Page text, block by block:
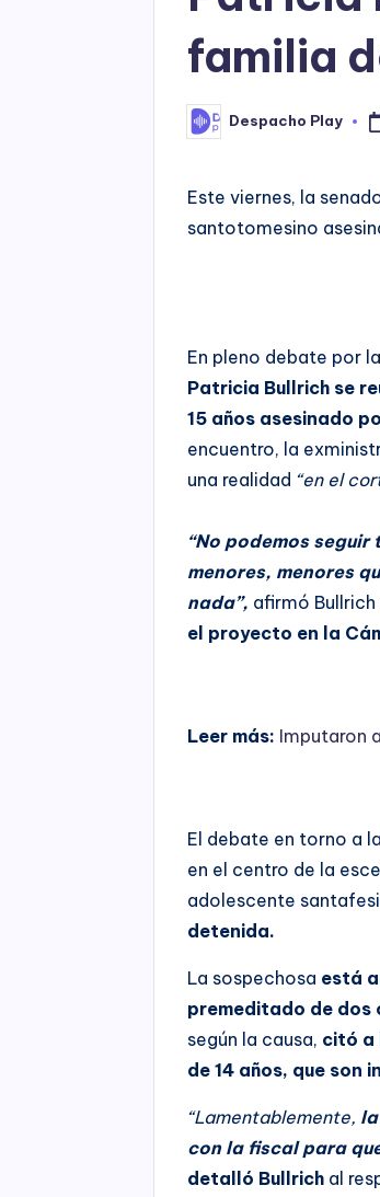
familia
Posted
by
Despacho Play
Este viernes, la
santotomesino
En pleno debate por
Patricia Bullrich se
15 años asesinado
encuentro, la
una realidad “en el
“No podemos
menores, menores
nada”, afirmó
el proyecto en la
Leer más: Imputaron
El debate en torno a
en el centro de la
adolescente
detenida.
La sospechosa está
premeditado de dos
según la causa, citó a
de 14 años, que son
“Lamentablemente,
con la fiscal para
detalló Bullrich al